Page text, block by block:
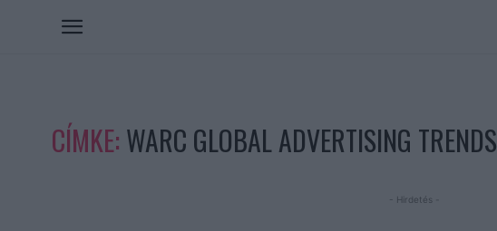
CÍMKE: WARC GLOBAL ADVERTISING TRENDS
- Hirdetés -